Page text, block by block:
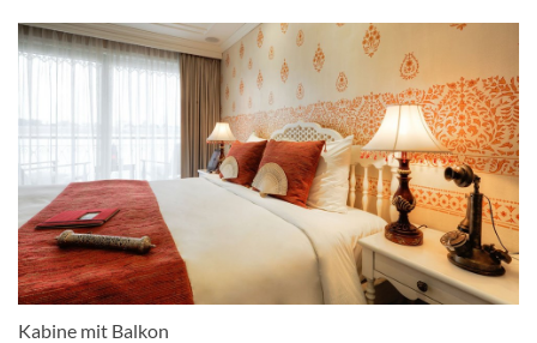
Kabine mit Balkon-[03]
Oberdeck
Aussenkabine
Kabine mit Balkon